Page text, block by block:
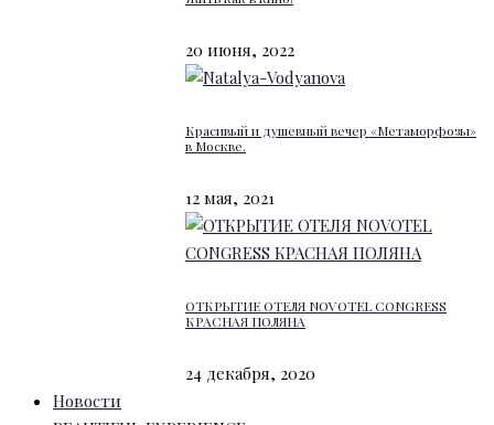
20 июня, 2022
Красивый и душевный вечер «Метаморфозы»
в Москве.
12 мая, 2021
ОТКРЫТИЕ ОТЕЛЯ NOVOTEL CONGRESS
КРАСНАЯ ПОЛЯНА
24 декабря, 2020
Новости